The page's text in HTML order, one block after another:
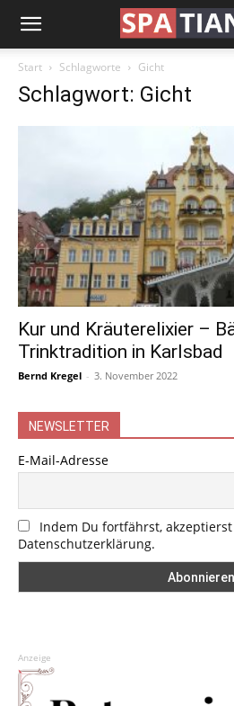
Start Schlagworte Gicht
Schlagwort: Gicht
Kur und Kräuterelixier –
Trinktradition in Karlsbad
Bernd Kregel - 3. November 2022
NEWSLETTER
E-Mail-Adresse
Indem Du fortfährst,
Datenschutzerklärung.
Anzeige